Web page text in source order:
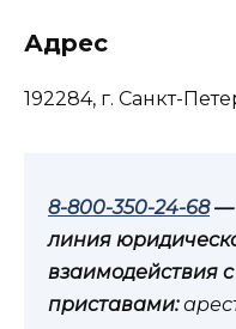
Адрес
192284, г. Санкт-
8-800-350-24-68—
линия
взаимодействия
приставами: